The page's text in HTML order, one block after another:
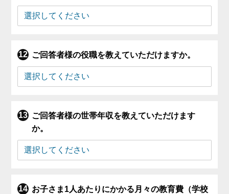
ご回答者様の役職を教えていただけますか。
ご回答者様の世帯年収を教えていただけます
か。
お子さま1人あたりにかかる月々の教育費（学校